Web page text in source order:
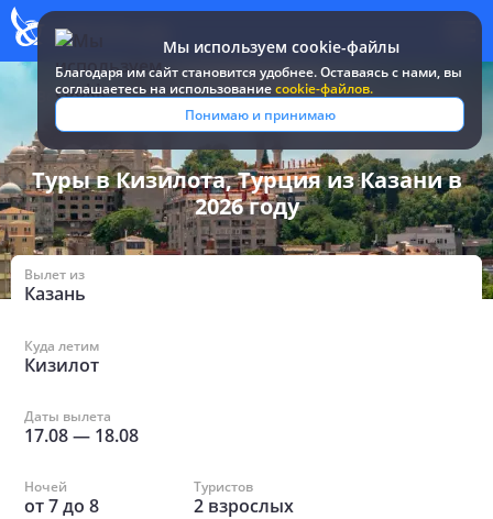
Мы используем cookie-файлы
Благодаря им сайт становится удобнее. Оставаясь c нами, вы
соглашаетесь на использованиеcookie-файлов.
Понимаю и принимаю
Все туры и путевки / Турция / в Кизилоте из Казани
Туры в Кизилота, Турция из Казани в
2026 году
Вылет из
Казань
Куда летим
Кизилот
Даты вылета
17.08— 18.08
Ночей
от7до 8
Туристов
2 взрослых